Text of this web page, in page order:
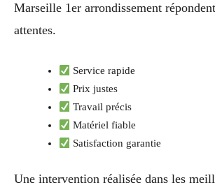
Marseille 1er arrondissement
attentes.
Service rapide
Prix justes
Travail précis
Matériel fiable
Satisfaction garantie
Une intervention réalisée dans les